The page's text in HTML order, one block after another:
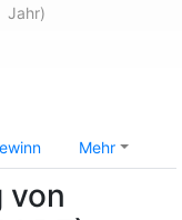
Jahr)
Mehr
von